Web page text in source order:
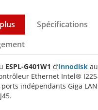
Spécifications
ESPL-G401W1 d’Innodisk
Ethernet Intel®
indépendants Giga